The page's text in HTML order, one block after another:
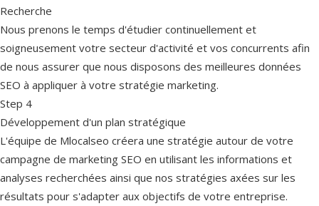
Recherche
Nous prenons le temps d'étudier continuellement et
soigneusement votre secteur d'activité et vos concurrents afin
de nous assurer que nous disposons des meilleures données
SEO à appliquer à votre stratégie marketing.
Step 4
Développement d'un plan stratégique
L'équipe de Mlocalseo créera une stratégie autour de votre
campagne de marketing SEO en utilisant les informations et
analyses recherchées ainsi que nos stratégies axées sur les
résultats pour s'adapter aux objectifs de votre entreprise.